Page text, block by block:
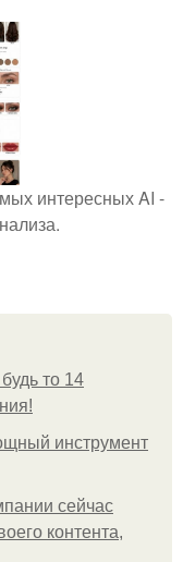
интересных AI -
то 14
инструмент
сейчас
контента,